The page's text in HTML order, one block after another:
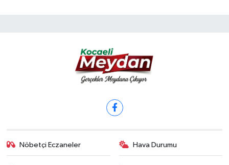
Nöbetçi Eczaneler Hava Durumu